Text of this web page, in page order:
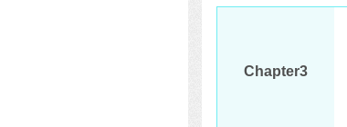
Chapter3